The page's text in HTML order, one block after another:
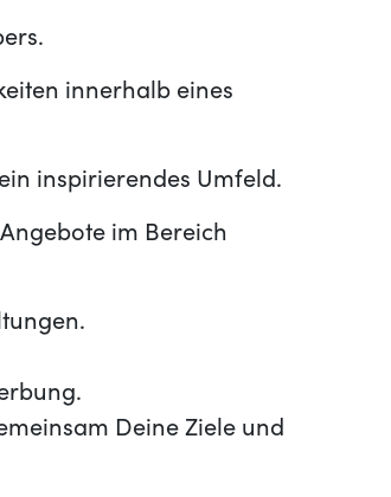
innerhalb eines
inspirierendes Umfeld.
im Bereich
Deine Ziele und